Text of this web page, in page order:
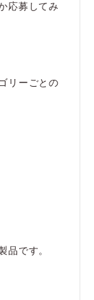
応募してみ
リーごとの
です。